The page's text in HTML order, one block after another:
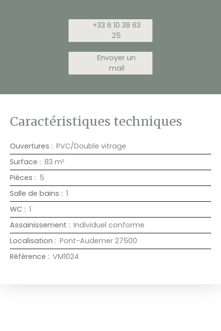
+33 6 10 38 63
25
Envoyer un
mail
Caractéristiques techniques
Ouvertures : PVC/Double vitrage
Surface : 83 m²
Pièces : 5
Salle de bains : 1
WC : 1
Assainissement : Individuel conforme
Localisation : Pont-Audemer 27500
Référence : VM1024